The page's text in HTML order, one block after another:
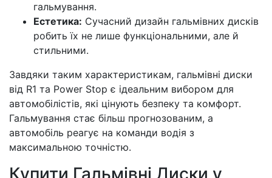
гальмування.
Естетика: Сучасний дизайн гальмівних дисків
робить їх не лише функціональними, але й
стильними.
Завдяки таким характеристикам, гальмівні диски
від R1 та Power Stop є ідеальним вибором для
автомобілістів, які цінують безпеку та комфорт.
Гальмування стає більш прогнозованим, а
автомобіль реагує на команди водія з
максимальною точністю.
Купити Гальмівні Диски у